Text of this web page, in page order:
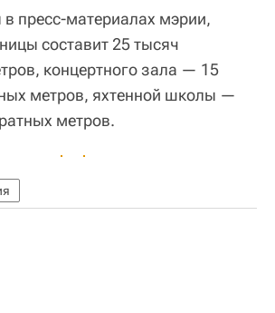
в пресс-материалах мэрии,
составит 25 тысяч
концертного зала — 15
метров, яхтенной школы —
метров.